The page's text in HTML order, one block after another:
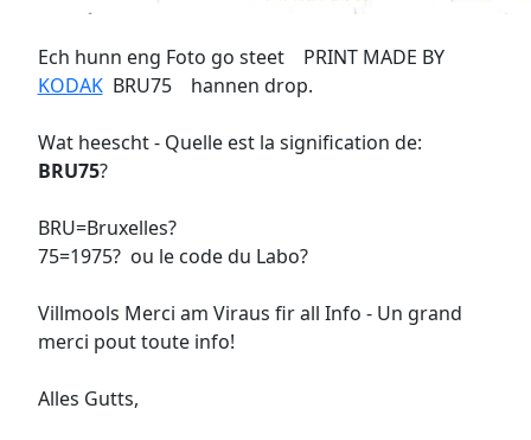
Ech hunn eng Foto go steet PRINT MADE BY
KODAKBRU75 hannen drop.
Wat heescht - Quelle est la signification de:
BRU75?
BRU=Bruxelles?
75=1975? ou le code du Labo?
Villmools Merci am Viraus fir all Info - Un grand
merci pout toute info!
Alles Gutts,